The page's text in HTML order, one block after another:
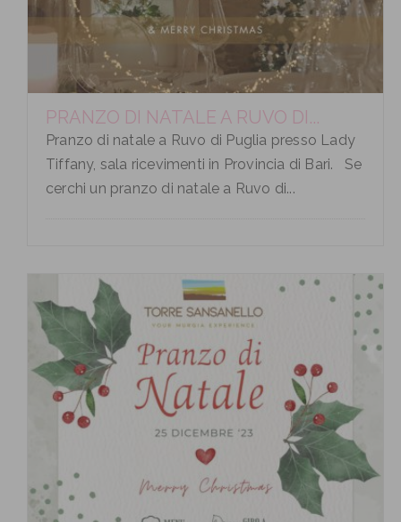
PRANZO DI NATALE A RUVO DI...
Pranzo di natale a Ruvo di Puglia presso Lady
Tiffany, sala ricevimenti in Provincia di Bari. Se
cerchi un pranzo di natale a Ruvo di...